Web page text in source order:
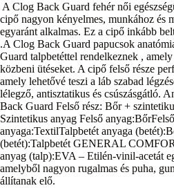
A Clog Back Guard fehér női
cipő nagyon kényelmes, munkához és
egyaránt alkalmas. Ez a cipő inkább
.A Clog Back Guard papucsok
Guard talpbetéttel rendelkeznek ,
közbeni ütéseket. A cipő felső része
amely lehetővé teszi a láb szabad
lélegző, antisztatikus és csúszásgátló.
Back Guard Felső rész: Bőr +
Szintetikus anyag Felső
anyaga:TextilTalpbetét anyaga
(betét):Talpbetét GENERAL
anyag (talp):EVA – Etilén-vinil-acetát
amelyből nagyon rugalmas és puha,
állítanak elő.